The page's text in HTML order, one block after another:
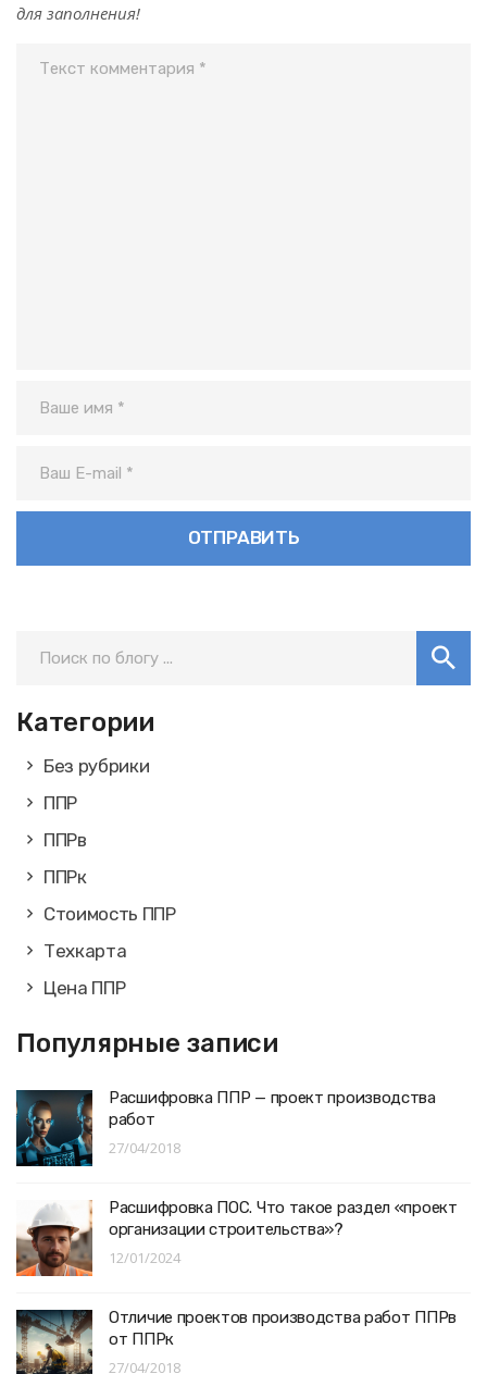
для заполнения!
Категории
Без рубрики
ППР
ППРв
ППРк
Стоимость ППР
Техкарта
Цена ППР
Популярные записи
Расшифровка ППР — проект производства
работ
27/04/2018
Расшифровка ПОС. Что такое раздел «проект
организации строительства»?
12/01/2024
Отличие проектов производства работ ППРв
от ППРк
27/04/2018